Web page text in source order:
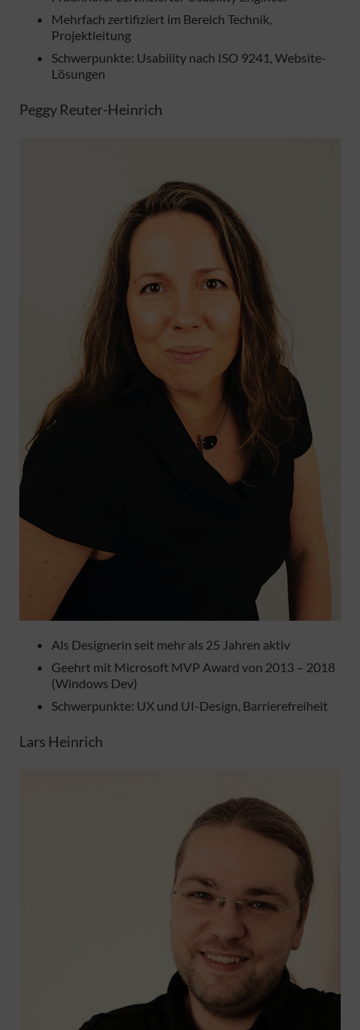
Mehrfach zertifiziert im Bereich Technik,
Projektleitung
Schwerpunkte: Usability nach ISO 9241, Website-
Lösungen
Peggy Reuter-Heinrich
Als Designerin seit mehr als 25 Jahren aktiv
Geehrt mit Microsoft MVP Award von 2013 – 2018
(Windows Dev)
Schwerpunkte: UX und UI-Design, Barrierefreiheit
Lars Heinrich